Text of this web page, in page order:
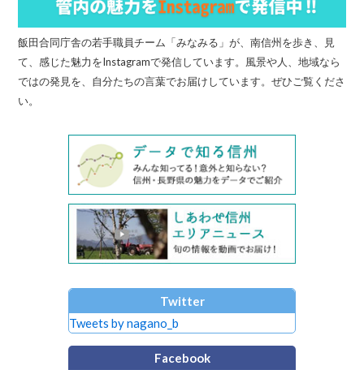
飯田合同庁舎の若手職員チーム「みなみる」が、南信州を歩き、見
て、感じた魅力をInstagramで発信しています。風景や人、地域なら
ではの発見を、自分たちの言葉でお届けしています。ぜひご覧くださ
い。
Twitter
Tweets by nagano_b
Facebook